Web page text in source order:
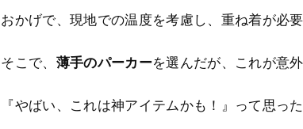
おかげで、現地での温度を考慮し、重ね着が必
そこで、 薄手のパーカーを選んだが、これが意
『やばい、これは神アイテムかも！』って思った